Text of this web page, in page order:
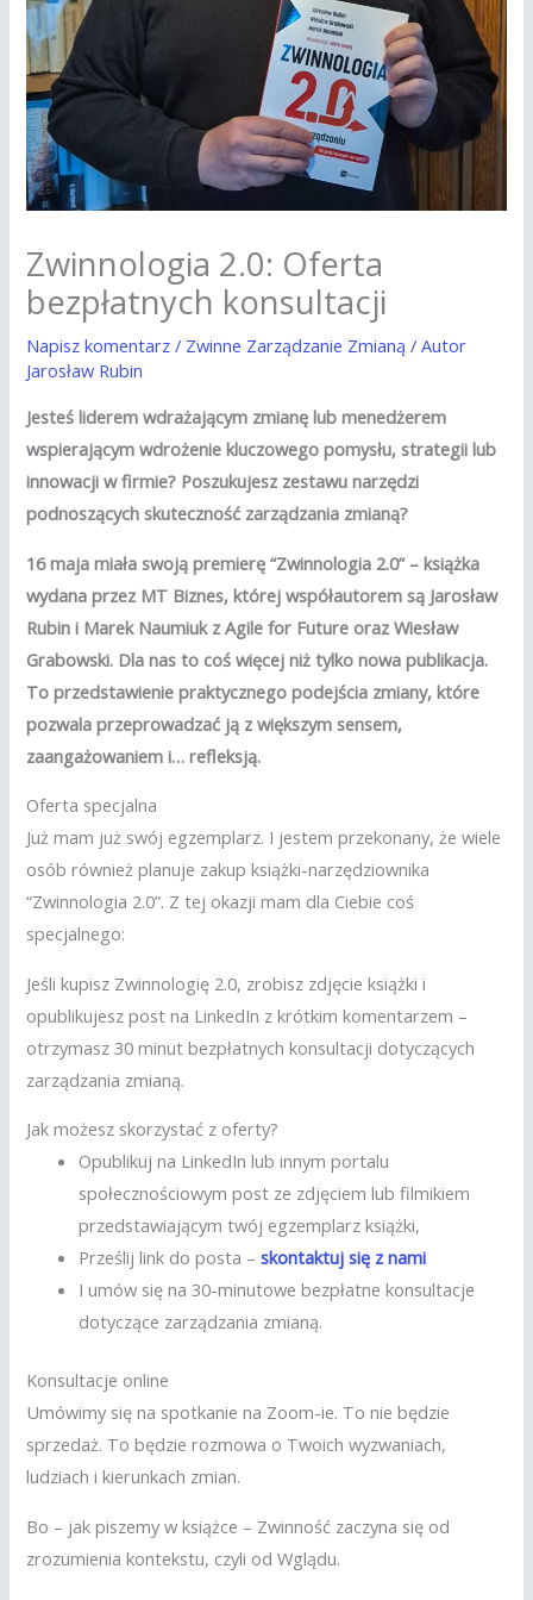
Zwinnologia 2.0: Oferta
bezpłatnych konsultacji
Napisz komentarz / Zwinne Zarządzanie Zmianą / Autor
Jarosław Rubin
Jesteś liderem wdrażającym zmianę lub menedżerem
wspierającym wdrożenie kluczowego pomysłu, strategii lub
innowacji w firmie? Poszukujesz zestawu narzędzi
podnoszących skuteczność zarządzania zmianą?
16 maja miała swoją premierę “Zwinnologia 2.0” – książka
wydana przez MT Biznes, której współautorem są Jarosław
Rubin i Marek Naumiuk z Agile for Future oraz Wiesław
Grabowski. Dla nas to coś więcej niż tylko nowa publikacja.
To przedstawienie praktycznego podejścia zmiany, które
pozwala przeprowadzać ją z większym sensem,
zaangażowaniem i… refleksją.
Oferta specjalna
Już mam już swój egzemplarz. I jestem przekonany, że wiele
osób również planuje zakup książki-narzędziownika
“Zwinnologia 2.0”. Z tej okazji mam dla Ciebie coś
specjalnego:
Jeśli kupisz Zwinnologię 2.0, zrobisz zdjęcie książki i
opublikujesz post na LinkedIn z krótkim komentarzem –
otrzymasz 30 minut bezpłatnych konsultacji dotyczących
zarządzania zmianą.
Jak możesz skorzystać z oferty?
Opublikuj na LinkedIn lub innym portalu
społecznościowym post ze zdjęciem lub filmikiem
przedstawiającym twój egzemplarz książki,
Prześlij link do posta –skontaktuj się z nami
I umów się na 30-minutowe bezpłatne konsultacje
dotyczące zarządzania zmianą.
Konsultacje online
Umówimy się na spotkanie na Zoom-ie. To nie będzie
sprzedaż. To będzie rozmowa o Twoich wyzwaniach,
ludziach i kierunkach zmian.
Bo – jak piszemy w książce – Zwinność zaczyna się od
zrozumienia kontekstu, czyli od Wglądu.